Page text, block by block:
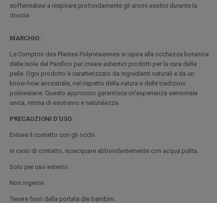
soffermatevi a respirare profondamente gli aromi esotici durante la
doccia.
MARCHIO :
Le Comptoir des Plantes Polynésiennes si ispira alla ricchezza botanica
delle isole del Pacifico per creare autentici prodotti per la cura della
pelle. Ogni prodotto è caratterizzato da ingredienti naturali e da un
know-how ancestrale, nel rispetto della natura e delle tradizioni
polinesiane. Questo approccio garantisce un'esperienza sensoriale
unica, intrisa di esotismo e naturalezza.
PRECAUZIONI D'USO :
Evitare il contatto con gli occhi.
In caso di contatto, sciacquare abbondantemente con acqua pulita.
Solo per uso esterno.
Non ingerire.
Tenere fuori dalla portata dei bambini.